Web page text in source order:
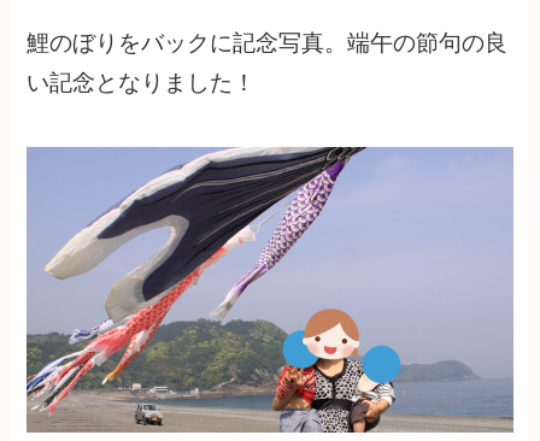
鯉のぼりをバックに記念写真。端午の節句の良
い記念となりました！